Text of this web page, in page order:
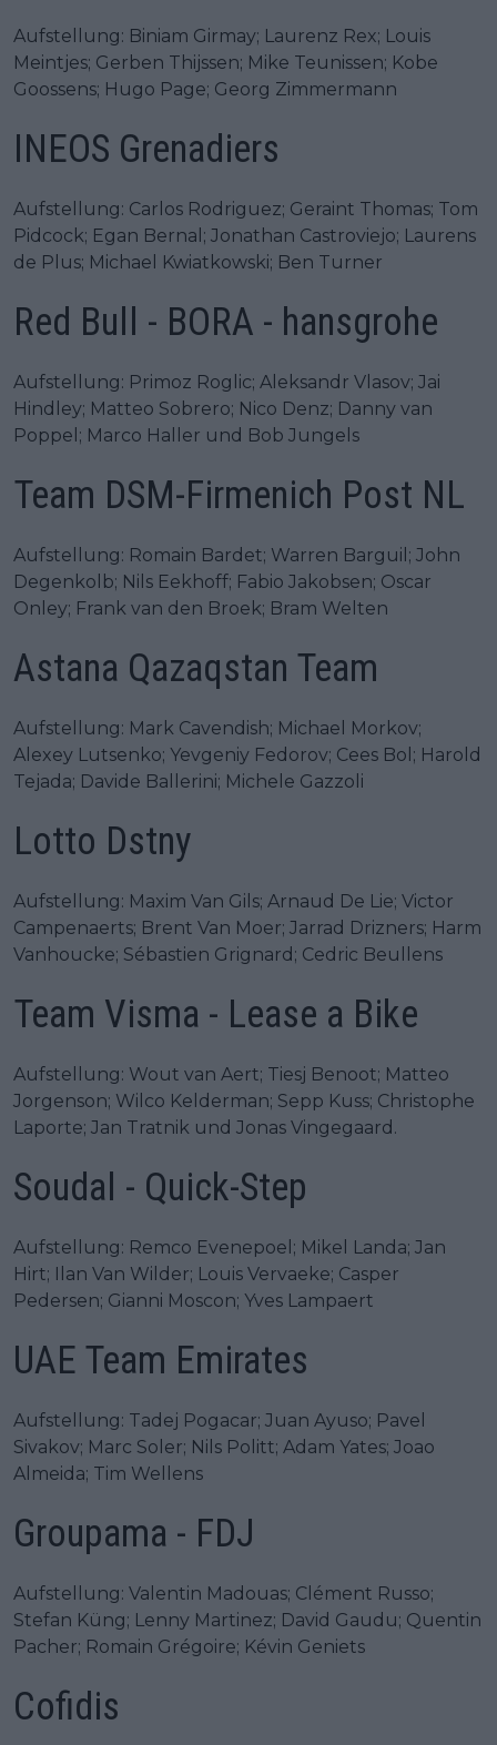
Aufstellung: Biniam Girmay; Laurenz Rex; Louis
Meintjes; Gerben Thijssen; Mike Teunissen; Kobe
Goossens; Hugo Page; Georg Zimmermann
INEOS Grenadiers
Aufstellung: Carlos Rodriguez; Geraint Thomas; Tom
Pidcock; Egan Bernal; Jonathan Castroviejo; Laurens
de Plus; Michael Kwiatkowski; Ben Turner
Red Bull - BORA - hansgrohe
Aufstellung: Primoz Roglic; Aleksandr Vlasov; Jai
Hindley; Matteo Sobrero; Nico Denz; Danny van
Poppel; Marco Haller und Bob Jungels
Team DSM-Firmenich Post NL
Aufstellung: Romain Bardet; Warren Barguil; John
Degenkolb; Nils Eekhoff; Fabio Jakobsen; Oscar
Onley; Frank van den Broek; Bram Welten
Astana Qazaqstan Team
Aufstellung: Mark Cavendish; Michael Morkov;
Alexey Lutsenko; Yevgeniy Fedorov; Cees Bol; Harold
Tejada; Davide Ballerini; Michele Gazzoli
Lotto Dstny
Aufstellung: Maxim Van Gils; Arnaud De Lie; Victor
Campenaerts; Brent Van Moer; Jarrad Drizners; Harm
Vanhoucke; Sébastien Grignard; Cedric Beullens
Team Visma - Lease a Bike
Aufstellung: Wout van Aert; Tiesj Benoot; Matteo
Jorgenson; Wilco Kelderman; Sepp Kuss; Christophe
Laporte; Jan Tratnik und Jonas Vingegaard.
Soudal - Quick-Step
Aufstellung: Remco Evenepoel; Mikel Landa; Jan
Hirt; Ilan Van Wilder; Louis Vervaeke; Casper
Pedersen; Gianni Moscon; Yves Lampaert
UAE Team Emirates
Aufstellung: Tadej Pogacar; Juan Ayuso; Pavel
Sivakov; Marc Soler; Nils Politt; Adam Yates; Joao
Almeida; Tim Wellens
Groupama - FDJ
Aufstellung: Valentin Madouas; Clément Russo;
Stefan Küng; Lenny Martinez; David Gaudu; Quentin
Pacher; Romain Grégoire; Kévin Geniets
Cofidis